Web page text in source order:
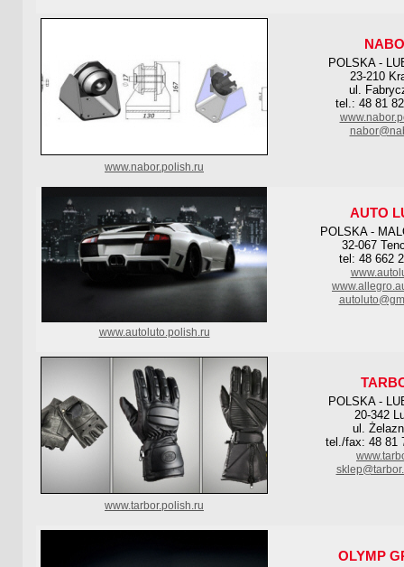
POLSKA -
23-210
ul.
tel.: 48 81
www.nabor.polish.ru
AUTO
POLSKA -
32-067
tel: 48 662
www.autoluto.polish.ru
POLSKA -
20-342
ul.
tel./fax: 48 81
www.tarbor.polish.ru
OLYMP